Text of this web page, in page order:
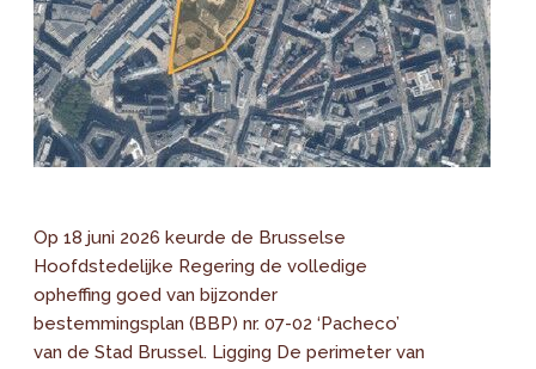
Op 18 juni 2026 keurde de Brusselse
Hoofdstedelijke Regering de volledige
opheffing goed van bijzonder
bestemmingsplan (BBP) nr. 07-02 ‘Pacheco’
van de Stad Brussel. Ligging De perimeter van